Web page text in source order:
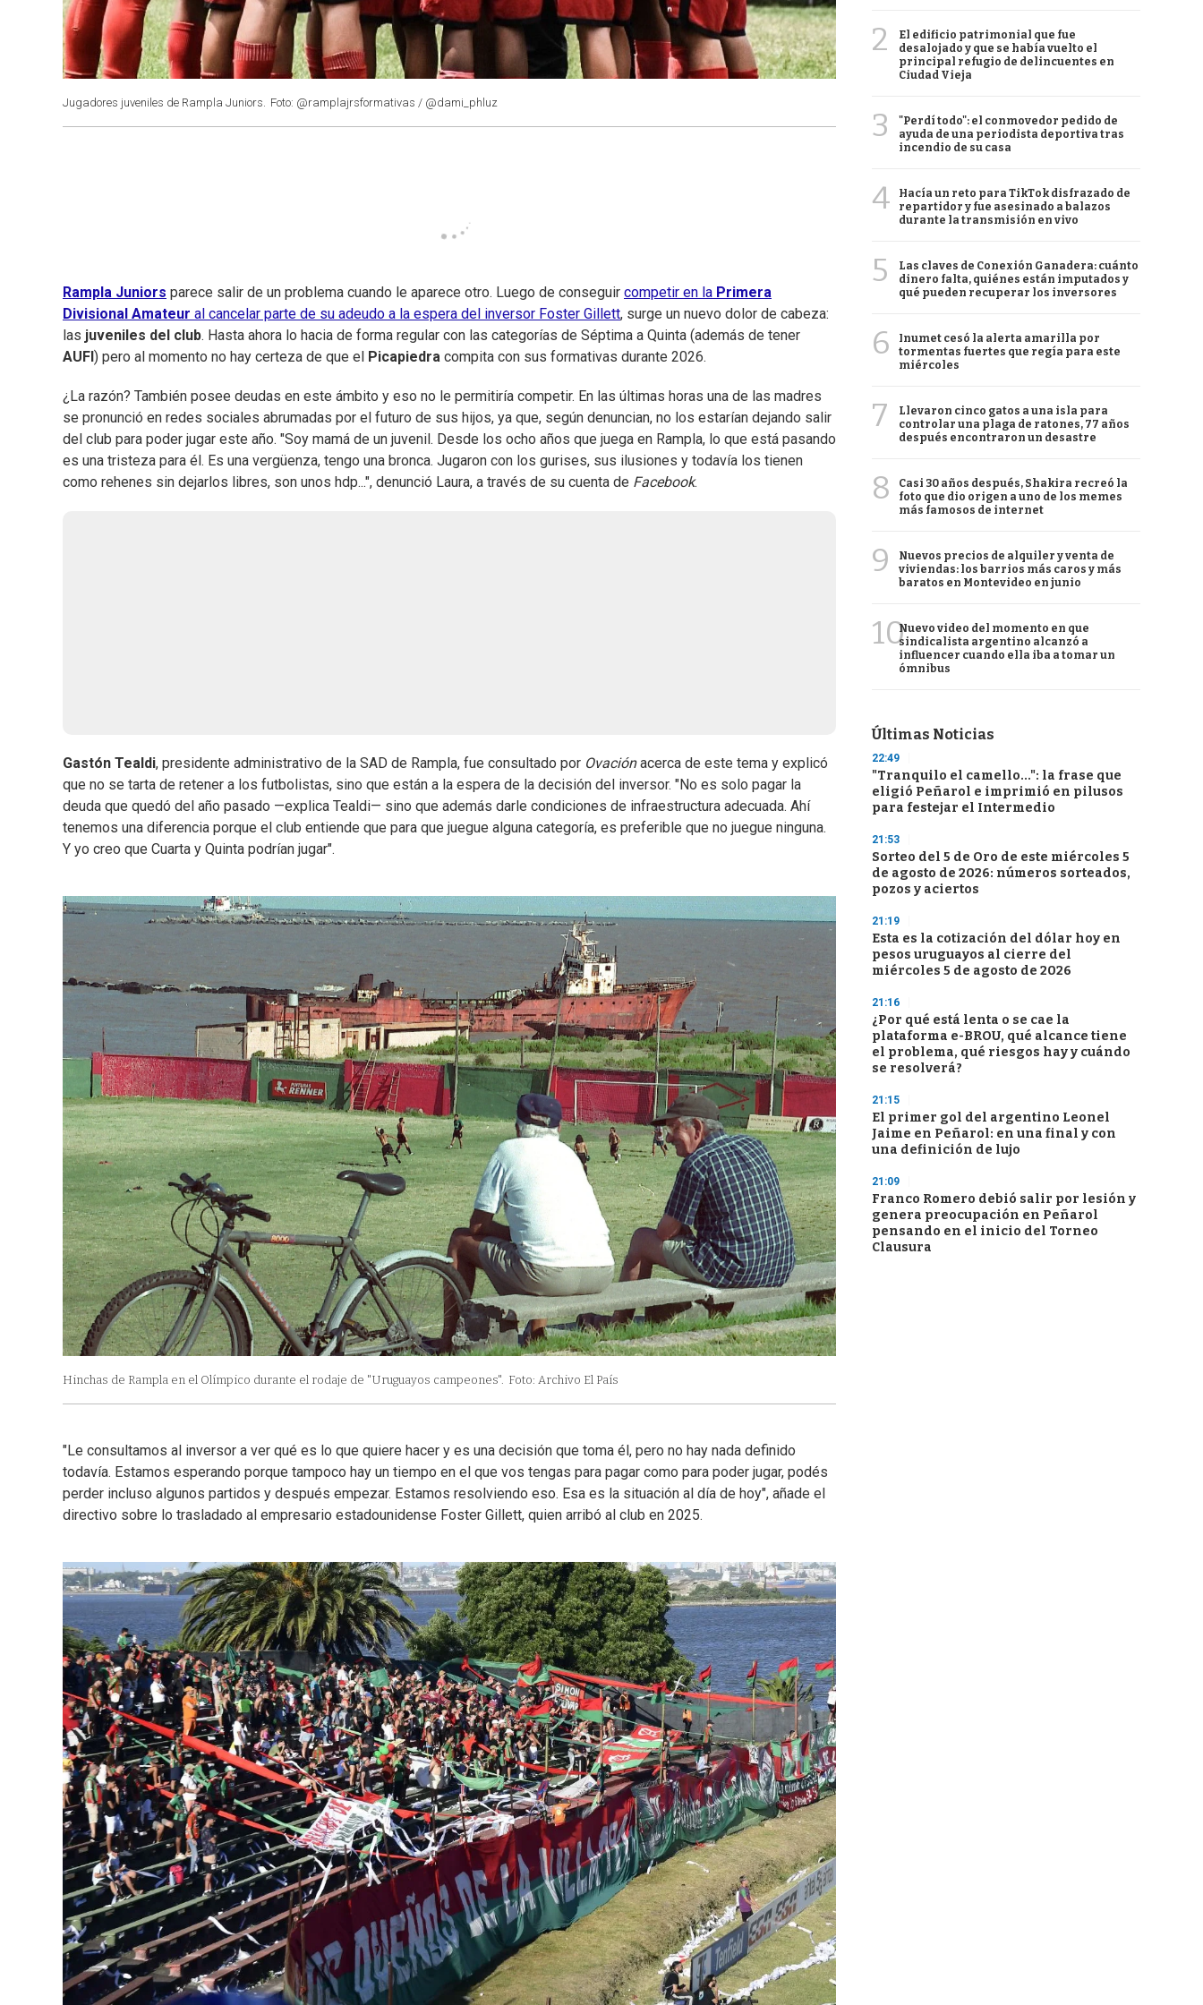
Jugadores juveniles de Rampla Juniors. Foto: @ramplajrsformativas / @dami_phluz
Rampla Juniors parece salir de un problema cuando le aparece otro. Luego de conseguir competir en la Primera
Divisional Amateur al cancelar parte de su adeudo a la espera del inversor Foster Gillett, surge un nuevo dolor de cabeza:
las juveniles del club. Hasta ahora lo hacia de forma regular con las categorías de Séptima a Quinta (además de tener
AUFI ) pero al momento no hay certeza de que el Picapiedra compita con sus formativas durante 2026.
¿La razón? También posee deudas en este ámbito y eso no le permitiría competir. En las últimas horas una de las madres
se pronunció en redes sociales abrumadas por el futuro de sus hijos, ya que, según denuncian, no los estarían dejando salir
del club para poder jugar este año. "Soy mamá de un juvenil. Desde los ocho años que juega en Rampla, lo que está pasando
es una tristeza para él. Es una vergüenza, tengo una bronca. Jugaron con los gurises, sus ilusiones y todavía los tienen
como rehenes sin dejarlos libres, son unos hdp...", denunció Laura, a través de su cuenta de Facebook.
Gastón Tealdi, presidente administrativo de la SAD de Rampla, fue consultado por Ovaciónacerca de este tema y explicó
que no se tarta de retener a los futbolistas, sino que están a la espera de la decisión del inversor. "No es solo pagar la
deuda que quedó del año pasado —explica Tealdi— sino que además darle condiciones de infraestructura adecuada. Ahí
tenemos una diferencia porque el club entiende que para que juegue alguna categoría, es preferible que no juegue ninguna.
Y yo creo que Cuarta y Quinta podrían jugar".
Hinchas de Rampla en el Olímpico durante el rodaje de "Uruguayos campeones". Foto: Archivo El País
"Le consultamos al inversor a ver qué es lo que quiere hacer y es una decisión que toma él, pero no hay nada definido
todavía. Estamos esperando porque tampoco hay un tiempo en el que vos tengas para pagar como para poder jugar, podés
perder incluso algunos partidos y después empezar. Estamos resolviendo eso. Esa es la situación al día de hoy", añade el
directivo sobre lo trasladado al empresario estadounidense Foster Gillett, quien arribó al club en 2025.
2
El edificio patrimonial que fue
desalojado y que se había vuelto el
principal refugio de delincuentes en
Ciudad Vieja
3
"Perdí todo": el conmovedor pedido de
ayuda de una periodista deportiva tras
incendio de su casa
4
Hacía un reto para TikTok disfrazado de
repartidor y fue asesinado a balazos
durante la transmisión en vivo
5
Las claves de Conexión Ganadera: cuánto
dinero falta, quiénes están imputados y
qué pueden recuperar los inversores
6
Inumet cesó la alerta amarilla por
tormentas fuertes que regía para este
miércoles
7
Llevaron cinco gatos a una isla para
controlar una plaga de ratones, 77 años
después encontraron un desastre
8
Casi 30 años después, Shakira recreó la
foto que dio origen a uno de los memes
más famosos de internet
9
Nuevos precios de alquiler y venta de
viviendas: los barrios más caros y más
baratos en Montevideo en junio
10Nuevo video del momento en que
sindicalista argentino alcanzó a
influencer cuando ella iba a tomar un
ómnibus
Últimas Noticias
22:49
"Tranquilo el camello...": la frase que
eligió Peñarol e imprimió en pilusos
para festejar el Intermedio
21:53
Sorteo del 5 de Oro de este miércoles 5
de agosto de 2026: números sorteados,
pozos y aciertos
21:19
Esta es la cotización del dólar hoy en
pesos uruguayos al cierre del
miércoles 5 de agosto de 2026
21:16
¿Por qué está lenta o se cae la
plataforma e-BROU, qué alcance tiene
el problema, qué riesgos hay y cuándo
se resolverá?
21:15
El primer gol del argentino Leonel
Jaime en Peñarol: en una final y con
una definición de lujo
21:09
Franco Romero debió salir por lesión y
genera preocupación en Peñarol
pensando en el inicio del Torneo
Clausura